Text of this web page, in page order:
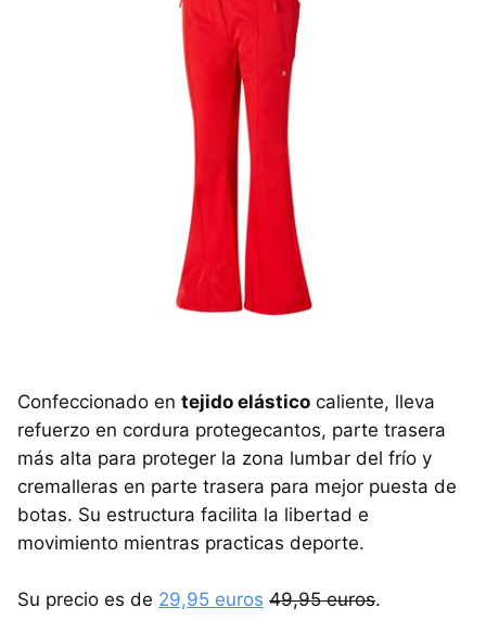
Confeccionado en tejido elástico caliente, lleva
refuerzo en cordura protegecantos, parte trasera
más alta para proteger la zona lumbar del frío y
cremalleras en parte trasera para mejor puesta de
botas. Su estructura facilita la libertad e
movimiento mientras practicas deporte.
Su precio es de 29,95 euros 49,95 euros.